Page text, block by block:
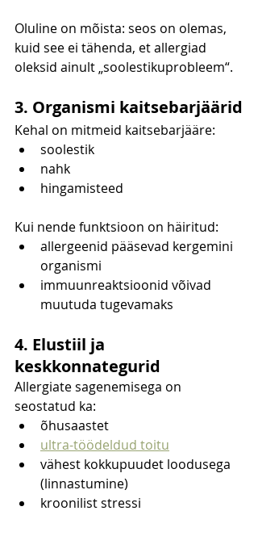
Oluline on mõista: seos on olemas,
kuid see ei tähenda, et allergiad
oleksid ainult „soolestikuprobleem“.
3. Organismi kaitsebarjäärid
Kehal on mitmeid kaitsebarjääre:
soolestik
nahk
hingamisteed
Kui nende funktsioon on häiritud:
allergeenid pääsevad kergemini
organismi
immuunreaktsioonid võivad
muutuda tugevamaks
4. Elustiil ja
keskkonnategurid
Allergiate sagenemisega on
seostatud ka:
õhusaastet
ultra-töödeldud toitu
vähest kokkupuudet loodusega
(linnastumine)
kroonilist stressi